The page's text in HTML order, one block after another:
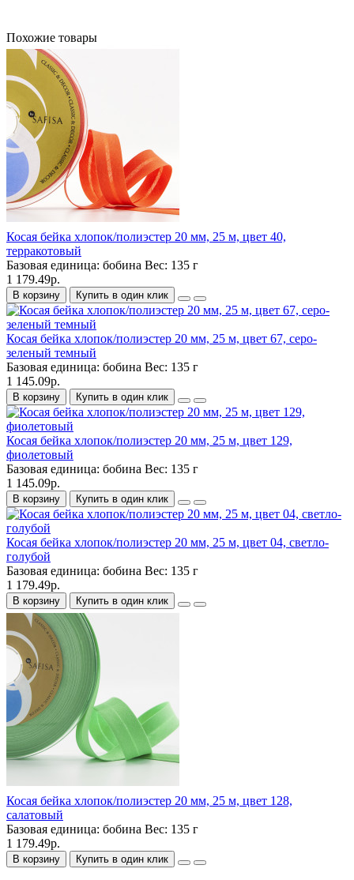
Похожие товары
Косая бейка хлопок/полиэстер 20 мм, 25 м, цвет 40,
терракотовый
Базовая единица: бобина Вес: 135 г
1 179.49р.
В корзину Купить в один клик
Косая бейка хлопок/полиэстер 20 мм, 25 м, цвет 67, серо-
зеленый темный
Базовая единица: бобина Вес: 135 г
1 145.09р.
В корзину Купить в один клик
Косая бейка хлопок/полиэстер 20 мм, 25 м, цвет 129,
фиолетовый
Базовая единица: бобина Вес: 135 г
1 145.09р.
В корзину Купить в один клик
Косая бейка хлопок/полиэстер 20 мм, 25 м, цвет 04, светло-
голубой
Базовая единица: бобина Вес: 135 г
1 179.49р.
В корзину Купить в один клик
Косая бейка хлопок/полиэстер 20 мм, 25 м, цвет 128,
салатовый
Базовая единица: бобина Вес: 135 г
1 179.49р.
В корзину Купить в один клик